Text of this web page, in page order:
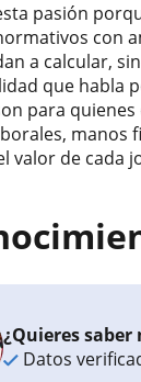
pasión
con
a calcular,
que habla
para
manos
valor de cada
¿Quieres saber
Datos